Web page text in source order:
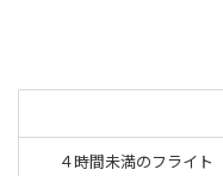
４時間未満のフライト